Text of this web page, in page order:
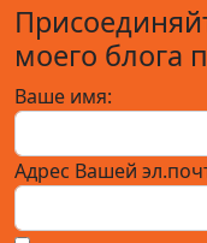
моего блога
Ваше имя:
Адрес Вашей